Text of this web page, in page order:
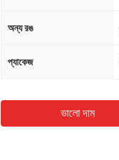
অন্য রঙ
প্যাকেজ
ভালো দাম